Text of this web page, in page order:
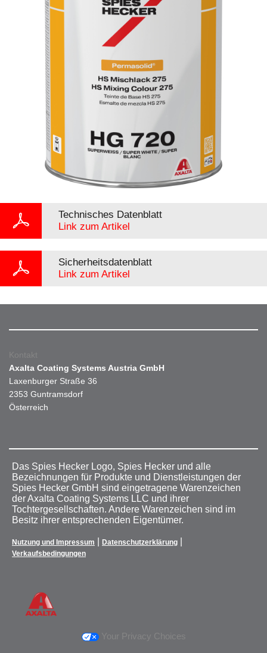
Technisches Datenblatt
Link zum Artikel
Sicherheitsdatenblatt
Link zum Artikel
Kontakt
Axalta Coating Systems Austria GmbH
Laxenburger Straße 36
2353 Guntramsdorf
Österreich
Das Spies Hecker Logo, Spies Hecker und alle
Bezeichnungen für Produkte und Dienstleistungen der
Spies Hecker GmbH sind eingetragene Warenzeichen
der Axalta Coating Systems LLC und ihrer
Tochtergesellschaften. Andere Warenzeichen sind im
Besitz ihrer entsprechenden Eigentümer.
Nutzung und Impressum Datenschutzerklärung
Verkaufsbedingungen
Your Privacy Choices